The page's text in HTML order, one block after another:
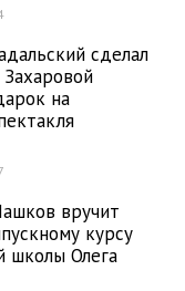
сделал
на
вручит
курсу
школы Олега